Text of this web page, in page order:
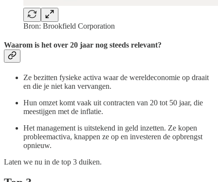
Bron: Brookfield Corporation
Waarom is het over 20 jaar nog steeds relevant?
Ze bezitten fysieke activa waar de wereldeconomie op draait
en die je niet kan vervangen.
Hun omzet komt vaak uit contracten van 20 tot 50 jaar, die
meestijgen met de inflatie.
Het management is uitstekend in geld inzetten. Ze kopen
probleemactiva, knappen ze op en investeren de opbrengst
opnieuw.
Laten we nu in de top 3 duiken.